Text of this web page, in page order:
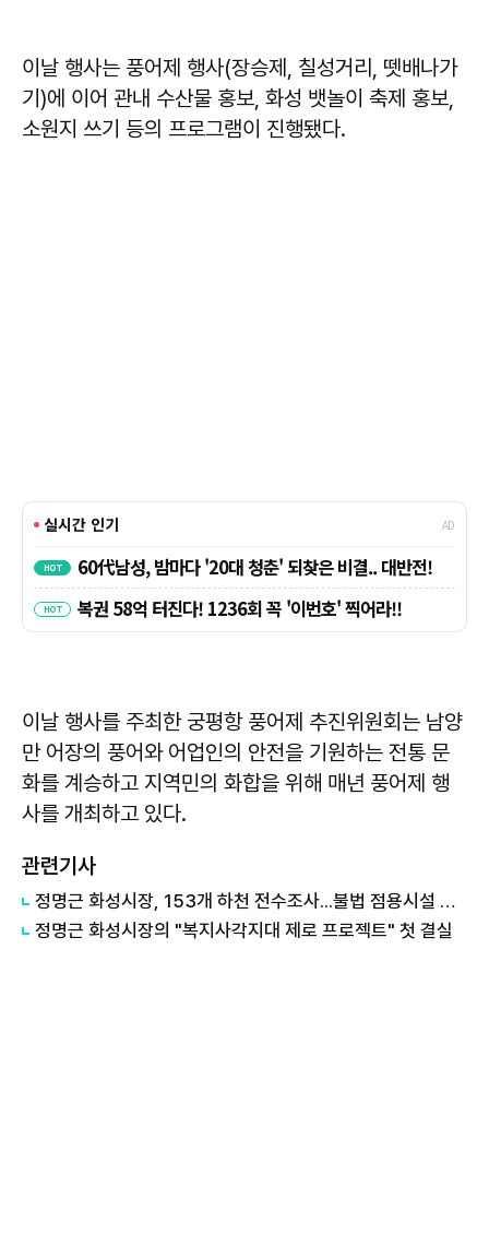
이날 행사는 풍어제 행사(장승제, 칠성거리, 뗏배나가
기)에 이어 관내 수산물 홍보, 화성 뱃놀이 축제 홍보,
소원지 쓰기 등의 프로그램이 진행됐다.
이날 행사를 주최한 궁평항 풍어제 추진위원회는 남양
만 어장의 풍어와 어업인의 안전을 기원하는 전통 문
화를 계승하고 지역민의 화합을 위해 매년 풍어제 행
사를 개최하고 있다.
관련기사
정명근 화성시장, 153개 하천 전수조사...불법 점용시설 순차 정비
정명근 화성시장의 "복지사각지대 제로 프로젝트" 첫 결실